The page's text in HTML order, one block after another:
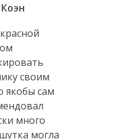
своим
якобы сам
много
могла